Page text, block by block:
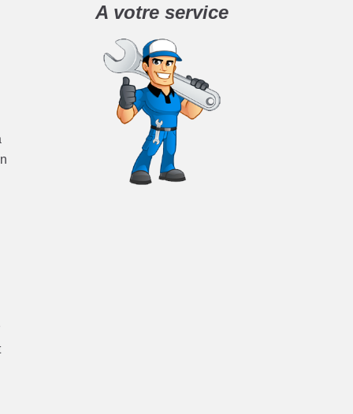
A votre service